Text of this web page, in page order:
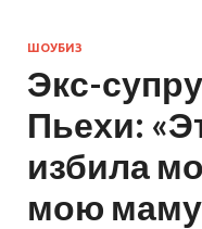
ШОУБИЗ
Экс-
Пьехи:
избила
мою